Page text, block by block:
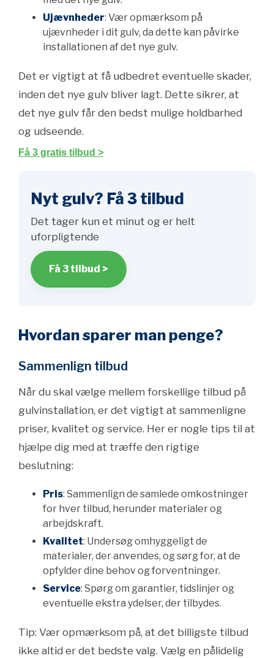
Ujævnheder: Vær opmærksom på
ujævnheder i dit gulv, da dette kan påvirke
installationen af det nye gulv.
Det er vigtigt at få udbedret eventuelle skader,
inden det nye gulv bliver lagt. Dette sikrer, at
det nye gulv får den bedst mulige holdbarhed
og udseende.
Få 3 gratis tilbud >
Nyt gulv? Få 3 tilbud
Det tager kun et minut og er helt
uforpligtende
Få 3 tilbud >
Hvordan sparer man penge?
Sammenlign tilbud
Når du skal vælge mellem forskellige tilbud på
gulvinstallation, er det vigtigt at sammenligne
priser, kvalitet og service. Her er nogle tips til at
hjælpe dig med at træffe den rigtige
beslutning:
Pris: Sammenlign de samlede omkostninger
for hver tilbud, herunder materialer og
arbejdskraft.
Kvalitet: Undersøg omhyggeligt de
materialer, der anvendes, og sørg for, at de
opfylder dine behov og forventninger.
Service: Spørg om garantier, tidslinjer og
eventuelle ekstra ydelser, der tilbydes.
Tip: Vær opmærksom på, at det billigste tilbud
ikke altid er det bedste valg. Vælg en pålidelig